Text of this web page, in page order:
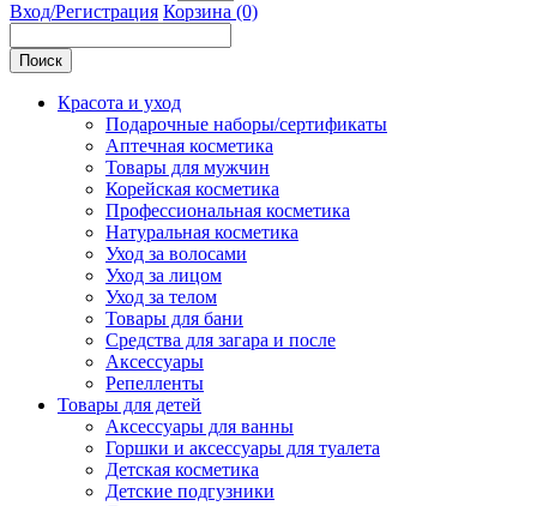
Вход/Регистрация Корзина (0)
Поиск
Красота и уход
Подарочные наборы/сертификаты
Аптечная косметика
Товары для мужчин
Корейская косметика
Профессиональная косметика
Натуральная косметика
Уход за волосами
Уход за лицом
Уход за телом
Товары для бани
Средства для загара и после
Аксессуары
Репелленты
Товары для детей
Аксессуары для ванны
Горшки и аксессуары для туалета
Детская косметика
Детские подгузники